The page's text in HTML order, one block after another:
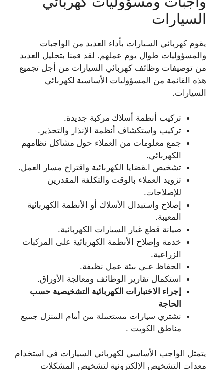
السيارات
يقوم كهربائي السيارات بأداء العديد من الواجبات
والمسؤوليات طوال يوم عملهم. لقد قمنا بتحليل العديد
من توصيفات وظائف كهربائي السيارات من أجل تجميع
هذه القائمة من المسؤوليات الأساسية لكهربائي
السيارات.
تركيب أنظمة أسلاك مركبة جديدة.
تركيب واستكشاف أنظمة الإنذار والتحذير.
جمع معلومات من العملاء حول مشاكل نظامهم
الكهربائي.
تشخيص القضايا الكهربائية واقتراح مسار العمل.
تزويد العملاء بالوقت والتكلفة المقدرين
للإصلاحات.
إصلاح واستبدال الأسلاك أو الأنظمة الكهربائية
المعيبة.
صيانة قطع غيار السيارات الكهربائية.
خدمة وإصلاح الأنظمة الكهربائية على المركبات
الزراعية.
الحفاظ على بيئة عمل نظيفة.
استكمال تقارير الوظائف ومعالجة الأوراق.
إجراء الاختبارات الكهربائية التشخيصية حسب
الحاجة
نشتري سيارات مستعملة من أمام المنزل جميع
مناطق الكويت .
يتمثل الواجب الأساسي لكهربائي السيارات في استخدام
معدات التشخيص الإلكترونية لتشخيص المشكلات